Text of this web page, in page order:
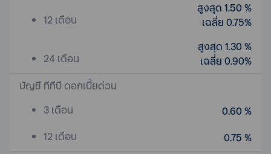
12 เดือน
สูงสุด 1.50 %
เฉลี่ย 0.75%
24 เดือน
สูงสุด 1.30 %
เฉลี่ย 0.90%
บัญชี ทีทีบี ดอกเบี้ยด่วน
3 เดือน
0.60 %
12 เดือน
0.75 %